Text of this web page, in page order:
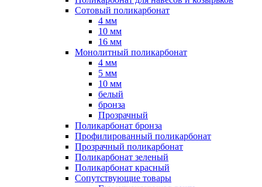
Сотовый поликарбонат
4 мм
10 мм
16 мм
Монолитный поликарбонат
4 мм
5 мм
10 мм
белый
бронза
Прозрачный
Поликарбонат бронза
Профилированный поликарбонат
Прозрачный поликарбонат
Поликарбонат зеленый
Поликарбонат красный
Сопутствующие товары